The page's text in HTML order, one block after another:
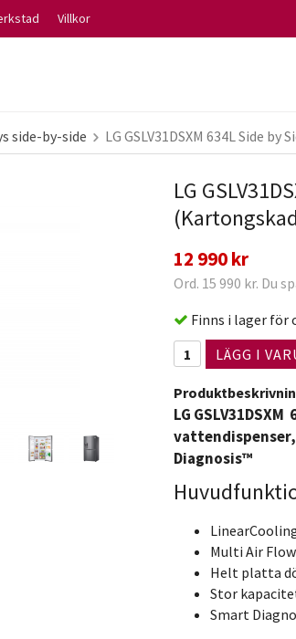
Villkor
side-by-side LG GSLV31DSXM 634L Side
LG
12 990 kr
Ord. 15 990 kr. Du
Finns i lager för
LÄGG I
LG
Diagnosis™
Multi Air Flow
Helt platta
Stor
Smart